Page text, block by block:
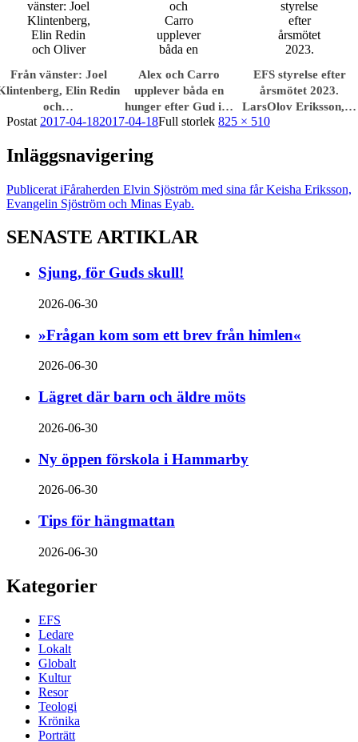
Från vänster: Joel
Elin Redin
och…
Alex och Carro
upplever båda en
hunger efter Gud i…
EFS styrelse efter
årsmötet 2023.
LarsOlov Eriksson,…
Postat 2017-04-182017-04-18Full storlek 825 × 510
Inläggsnavigering
Publicerat iFåraherden Elvin Sjöström med sina får Keisha Eriksson,
Evangelin Sjöström och Minas Eyab.
SENASTE ARTIKLAR
Sjung, för Guds skull!
2026-06-30
»Frågan kom som ett brev från himlen«
2026-06-30
Lägret där barn och äldre möts
2026-06-30
Ny öppen förskola i Hammarby
2026-06-30
Tips för hängmattan
2026-06-30
Kategorier
EFS
Ledare
Lokalt
Globalt
Kultur
Resor
Teologi
Krönika
Porträtt